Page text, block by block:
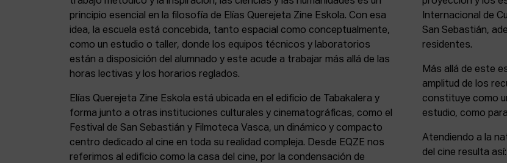
principio esencial en la filosofía de Elías Querejeta Zine Eskola. Con esa
idea, la escuela está concebida, tanto espacial como conceptualmente,
como un estudio o taller, donde los equipos técnicos y laboratorios
están a disposición del alumnado y este acude a trabajar más allá de las
horas lectivas y los horarios reglados.
Elías Querejeta Zine Eskola está ubicada en el edificio de Tabakalera y
forma junto a otras instituciones culturales y cinematográficas, como el
Festival de San Sebastián y Filmoteca Vasca, un dinámico y compacto
centro dedicado al cine en toda su realidad compleja. Desde EQZE nos
referimos al edificio como la casa del cine, por la condensación de
Internacional de
San Sebastián,
residentes.
Más allá de este
amplitud de los
constituye como
estudio, como
Atendiendo a la
del cine resulta así: